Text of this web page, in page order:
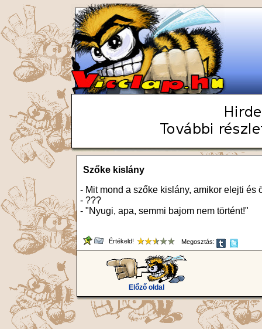
Szőke kislány
- Mit mond a szőke kislány, amikor elejti
- ???
- "Nyugi, apa, semmi bajom nem történt!"
Értékeld! Megosztás:
Előző oldal